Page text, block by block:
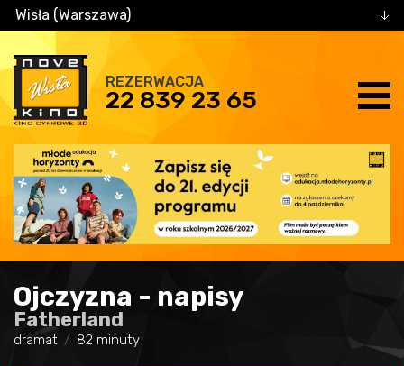
Wisła (Warszawa)
REZERWACJA
22 839 23 65
Ojczyzna - napisy
Fatherland
dramat 82 minuty